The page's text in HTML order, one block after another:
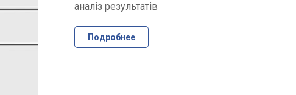
аналіз результатів
Подробнее